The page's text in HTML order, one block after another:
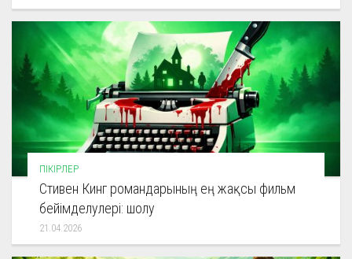
ПІКІРЛЕР
Стивен Кинг романдарының ең жақсы фильм
бейімделулері: шолу
21.04.2026